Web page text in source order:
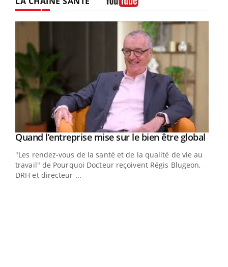
Youtube
Quand l’entreprise mise sur le bien être global
"Les rendez-vous de la santé et de la qualité de vie au
travail" de Pourquoi Docteur reçoivent Régis Blugeon,
DRH et directeur ...